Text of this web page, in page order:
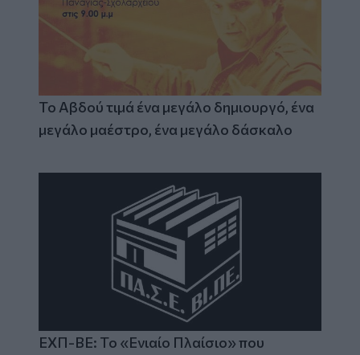
Το Αβδού τιμά ένα μεγάλο δημιουργό, ένα
μεγάλο μαέστρο, ένα μεγάλο δάσκαλο
ΕΧΠ-ΒΕ: Το «Ενιαίο Πλαίσιο» που